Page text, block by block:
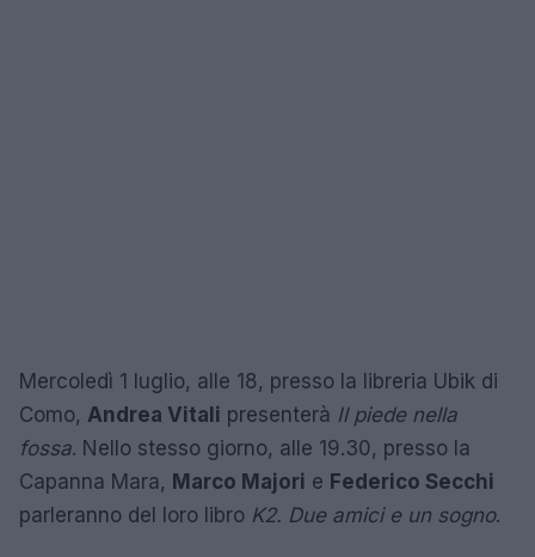
Mercoledì 1 luglio, alle 18, presso la libreria Ubik di
Como, Andrea Vitali presenterà Il piede nella
fossa. Nello stesso giorno, alle 19.30, presso la
Capanna Mara, Marco Majori e Federico Secchi
parleranno del loro libro K2. Due amici e un sogno.